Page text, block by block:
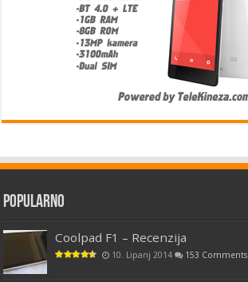
Popularno
Coolpad F1 – Recenzija
10. Lipanj 2014 153 Comments